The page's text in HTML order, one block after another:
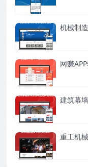
机械制
网赚
建筑幕
重工机